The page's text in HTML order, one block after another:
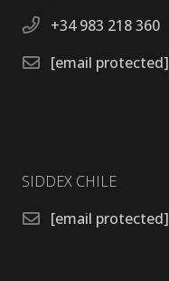
+34 983 218 360
[email protected]
SIDDEX CHILE
[email protected]